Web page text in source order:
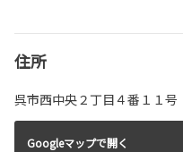
住所
呉市西中央２丁目４番１１号
Googleマップで開く